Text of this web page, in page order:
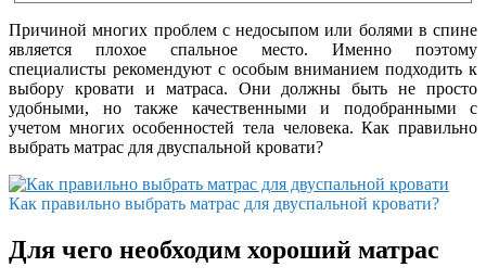
Причиной многих проблем с недосыпом или болями в спине
является плохое спальное место. Именно поэтому
специалисты рекомендуют с особым вниманием подходить к
выбору кровати и матраса. Они должны быть не просто
удобными, но также качественными и подобранными с
учетом многих особенностей тела человека. Как правильно
выбрать матрас для двуспальной кровати?
Как правильно выбрать матрас для двуспальной кровати?
Для чего необходим хороший матрас